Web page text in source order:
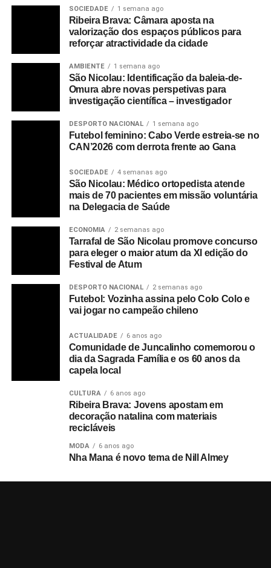
SOCIEDADE 1 semana ago
Ribeira Brava: Câmara aposta na
valorização dos espaços públicos para
reforçar atractividade da cidade
AMBIENTE 1 semana ago
São Nicolau: Identificação da baleia-de-
Omura abre novas perspetivas para
investigação científica – investigador
DESPORTO NACIONAL 1 semana ago
Futebol feminino: Cabo Verde estreia-se no
CAN’2026 com derrota frente ao Gana
SOCIEDADE 4 semanas ago
São Nicolau: Médico ortopedista atende
mais de 70 pacientes em missão voluntária
na Delegacia de Saúde
ECONOMIA 2 semanas ago
Tarrafal de São Nicolau promove concurso
para eleger o maior atum da XI edição do
Festival de Atum
DESPORTO NACIONAL 2 semanas ago
Futebol: Vozinha assina pelo Colo Colo e
vai jogar no campeão chileno
ACTUALIDADE 6 anos ago
Comunidade de Juncalinho comemorou o
dia da Sagrada Família e os 60 anos da
capela local
CULTURA 6 anos ago
Ribeira Brava: Jovens apostam em
decoração natalina com materiais
recicláveis
MODA 6 anos ago
Nha Mana é novo tema de Nill Almey